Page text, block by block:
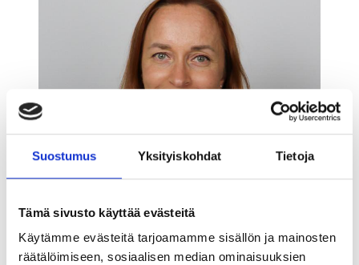
Suostumus Yksityiskohdat Tietoja
Tämä sivusto käyttää evästeitä
Käytämme evästeitä tarjoamamme sisällön ja mainosten
räätälöimiseen, sosiaalisen median ominaisuuksien